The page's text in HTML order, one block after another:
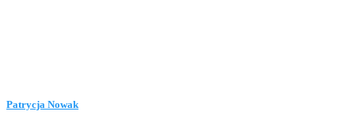
Patrycja Nowak